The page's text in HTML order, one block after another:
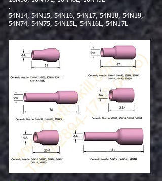
54N14, 54N15, 54N16, 54N17, 54N18, 54N19,
54N74, 54N75, 54N15L, 54N16L, 54N17L